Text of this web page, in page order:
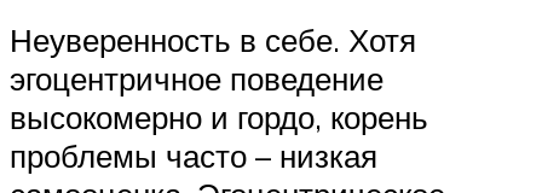
Неуверенность в себе. Хотя
эгоцентричное поведение
высокомерно и гордо, корень
проблемы часто – низкая